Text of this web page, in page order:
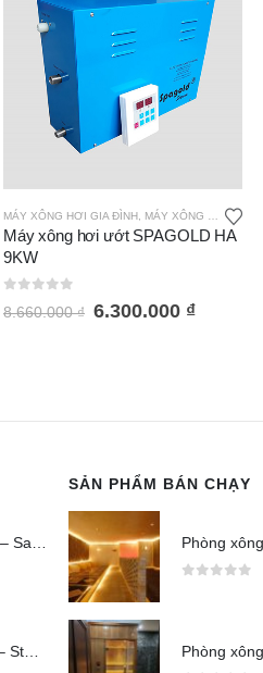
MÁY XÔNG HƠI GIA ĐÌNH MÁY XÔNG HƠI ƯỚT SPAGOLD
Máy xông hơi ướt SPAGOLD HA
9KW
8.660.000₫ 6.300.000 ₫
SẢN PHẨM BÁN CHẠY